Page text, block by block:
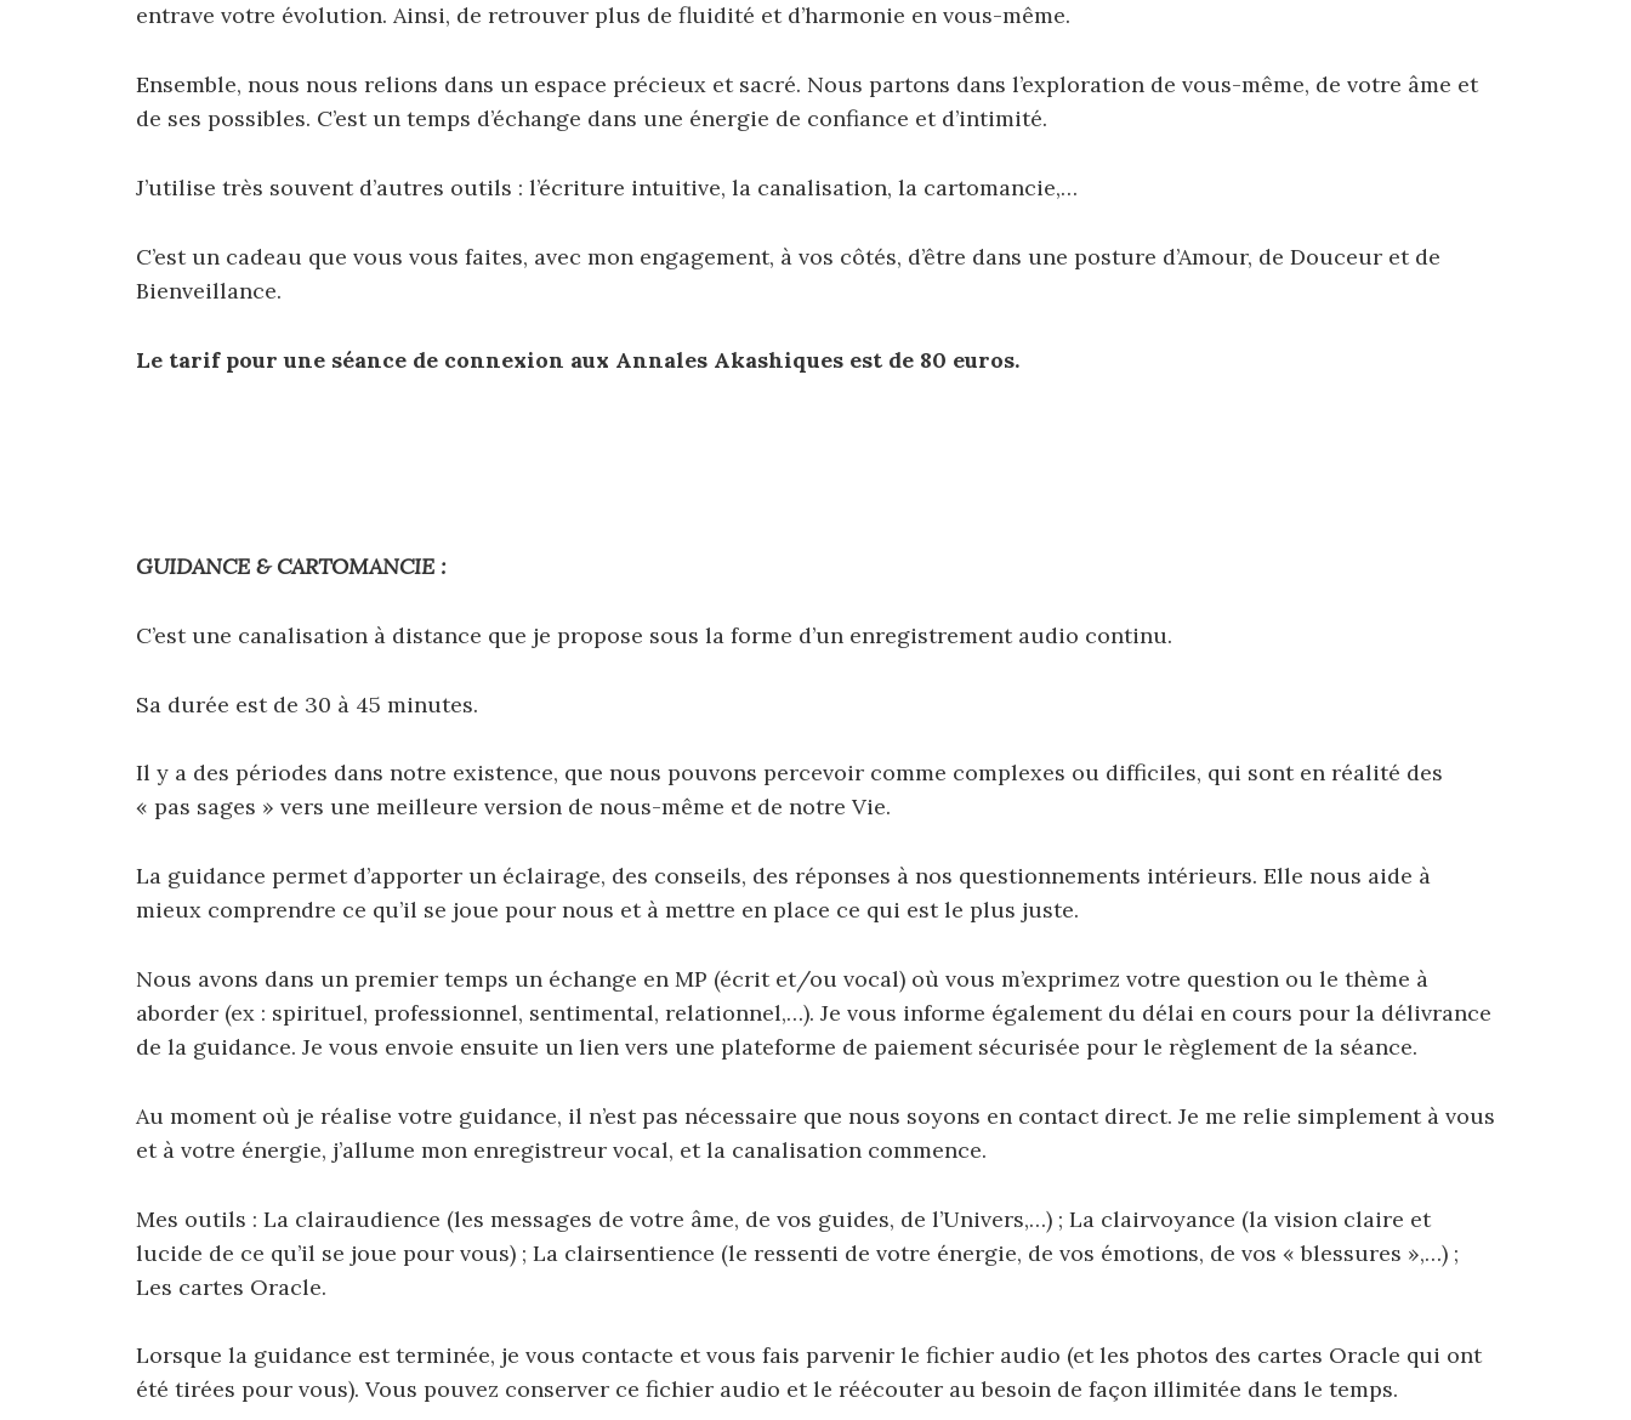
entrave votre évolution. Ainsi, de retrouver plus de fluidité et d’harmonie en vous-même.
Ensemble, nous nous relions dans un espace précieux et sacré. Nous partons dans l’exploration de vous-même, de votre âme et
de ses possibles. C’est un temps d’échange dans une énergie de confiance et d’intimité.
J’utilise très souvent d’autres outils : l’écriture intuitive, la canalisation, la cartomancie,…
C’est un cadeau que vous vous faites, avec mon engagement, à vos côtés, d’être dans une posture d’Amour, de Douceur et de
Bienveillance.
Le tarif pour une séance de connexion aux Annales Akashiques est de 80 euros.
GUIDANCE & CARTOMANCIE :
C’est une canalisation à distance que je propose sous la forme d’un enregistrement audio continu.
Sa durée est de 30 à 45 minutes.
Il y a des périodes dans notre existence, que nous pouvons percevoir comme complexes ou difficiles, qui sont en réalité des
« pas sages » vers une meilleure version de nous-même et de notre Vie.
La guidance permet d’apporter un éclairage, des conseils, des réponses à nos questionnements intérieurs. Elle nous aide à
mieux comprendre ce qu’il se joue pour nous et à mettre en place ce qui est le plus juste.
Nous avons dans un premier temps un échange en MP (écrit et/ou vocal) où vous m’exprimez votre question ou le thème à
aborder (ex : spirituel, professionnel, sentimental, relationnel,…). Je vous informe également du délai en cours pour la délivrance
de la guidance. Je vous envoie ensuite un lien vers une plateforme de paiement sécurisée pour le règlement de la séance.
Au moment où je réalise votre guidance, il n’est pas nécessaire que nous soyons en contact direct. Je me relie simplement à vous
et à votre énergie, j’allume mon enregistreur vocal, et la canalisation commence.
Mes outils : La clairaudience (les messages de votre âme, de vos guides, de l’Univers,…) ; La clairvoyance (la vision claire et
lucide de ce qu’il se joue pour vous) ; La clairsentience (le ressenti de votre énergie, de vos émotions, de vos « blessures »,…) ;
Les cartes Oracle.
Lorsque la guidance est terminée, je vous contacte et vous fais parvenir le fichier audio (et les photos des cartes Oracle qui ont
été tirées pour vous). Vous pouvez conserver ce fichier audio et le réécouter au besoin de façon illimitée dans le temps.